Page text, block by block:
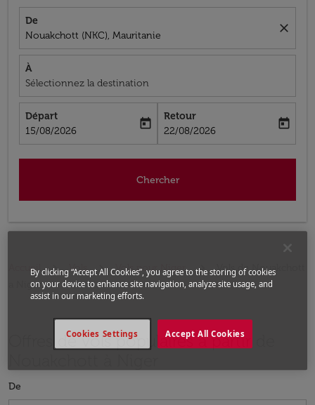
De
Nouakchott (NKC), Mauritanie
close
À
Sélectionnez la destination
Départ
fc-booking-departure-date-aria-label
15/08/2026
today
Retour
fc-booking-return-date-aria-label
22/08/2026
today
Chercher
Accueil Vols Vols pour Niger
Vols de Nouakchott
a Niger
Offres de vols populaires à partir de
De
By clicking “Accept All Cookies”, you agree to the storing of cookies
on your device to enhance site navigation, analyze site usage, and
assist in our marketing efforts.
Accept All Cookies
Cookies Settings